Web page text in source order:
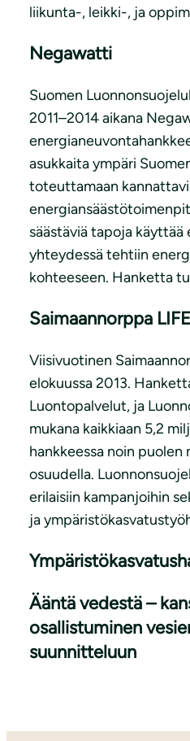
liikunta-, leikki-, ja
Negawatti
Suomen
2011–2014 aikana
asukkaita ympäri
toteuttamaan
säästäviä tapoja käyttää
yhteydessä tehtiin
kohteeseen. Hanketta
Saimaannorppa LIFE
Viisivuotinen
elokuussa 2013.
Luontopalvelut, ja
mukana kaikkiaan 5,2
hankkeessa noin puolen
osuudella.
erilaisiin kampanjoihin
ja
Ääntä vedestä –
osallistuminen
suunnitteluun